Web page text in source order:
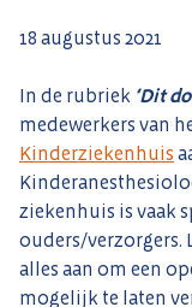
18 augustus 2021
In de rubriek ‘Dit
medewerkers van
Kinderziekenhuis
ziekenhuis is vaak
ouders/verzorgers.
alles aan om een
mogelijk te laten